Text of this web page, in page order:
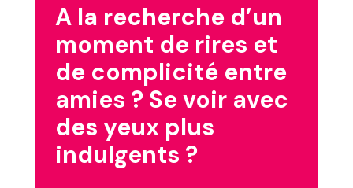
A la recherche d’un
moment de rires et
de complicité entre
amies ? Se voir avec
des yeux plus
indulgents ?